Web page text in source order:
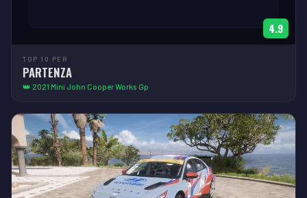
4.9
TOP 10 PER
PARTENZA
👑 2021 Mini John Cooper Works Gp